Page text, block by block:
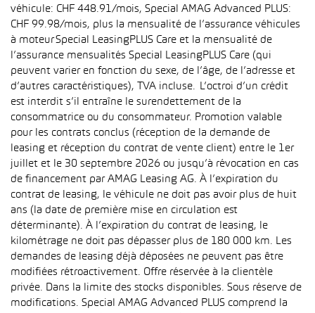
véhicule: CHF 448.91/mois, Special AMAG Advanced PLUS:
CHF 99.98/mois, plus la mensualité de l’assurance véhicules
à moteur Special LeasingPLUS Care et la mensualité de
l’assurance mensualités Special LeasingPLUS Care (qui
peuvent varier en fonction du sexe, de l’âge, de l’adresse et
d’autres caractéristiques), TVA incluse. L’octroi d’un crédit
est interdit s’il entraîne le surendettement de la
consommatrice ou du consommateur. Promotion valable
pour les contrats conclus (réception de la demande de
leasing et réception du contrat de vente client) entre le 1er
juillet et le 30 septembre 2026 ou jusqu’à révocation en cas
de financement par AMAG Leasing AG. À l’expiration du
contrat de leasing, le véhicule ne doit pas avoir plus de huit
ans (la date de première mise en circulation est
déterminante). À l’expiration du contrat de leasing, le
kilométrage ne doit pas dépasser plus de 180 000 km. Les
demandes de leasing déjà déposées ne peuvent pas être
modifiées rétroactivement. Offre réservée à la clientèle
privée. Dans la limite des stocks disponibles. Sous réserve de
modifications. Special AMAG Advanced PLUS comprend la